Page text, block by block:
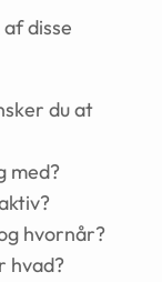
disse
du at
med?
hvornår?
hvad?